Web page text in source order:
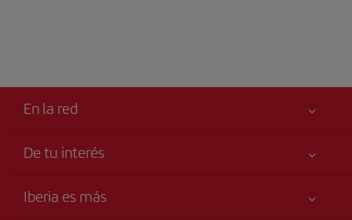
En la red
De tu interés
Accesibilidad
Iberia es más